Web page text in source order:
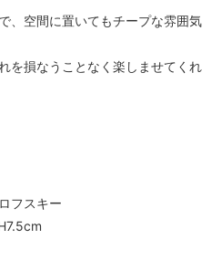
、空間に置いてもチープな雰囲気
を損なうことなく楽しませてくれ
フスキー